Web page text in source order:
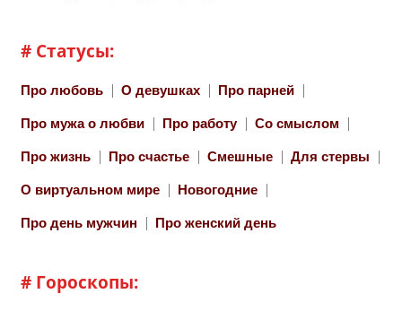
# Статусы:
Про любовь О девушках Про парней
Про мужа о любви Про работу Со смыслом
Про жизнь Про счастье Смешные Для стервы
О виртуальном мире Новогодние
Про день мужчин Про женский день
# Гороскопы: